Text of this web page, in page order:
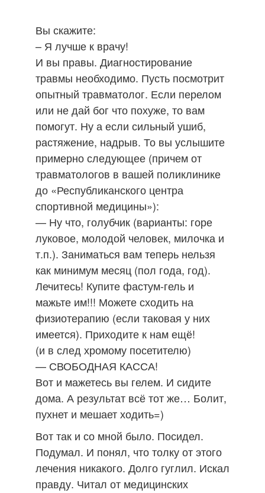
Вы скажите:
– Я лучше к врачу!
И вы правы. Диагностирование
травмы необходимо. Пусть посмотрит
опытный травматолог. Если перелом
или не дай бог что похуже, то вам
помогут. Ну а если сильный ушиб,
растяжение, надрыв. То вы услышите
примерно следующее (причем от
травматологов в вашей поликлинике
до «Республиканского центра
спортивной медицины»):
— Ну что, голубчик (варианты: горе
луковое, молодой человек, милочка и
т.п.). Заниматься вам теперь нельзя
как минимум месяц (пол года, год).
Лечитесь! Купите фастум-гель и
мажьте им!!! Можете сходить на
физиотерапию (если таковая у них
имеется). Приходите к нам ещё!
(и в след хромому посетителю)
— СВОБОДНАЯ КАССА!
Вот и мажетесь вы гелем. И сидите
дома. А результат всё тот же… Болит,
пухнет и мешает ходить=)
Вот так и со мной было. Посидел.
Подумал. И понял, что толку от этого
лечения никакого. Долго гуглил. Искал
правду. Читал от медицинских